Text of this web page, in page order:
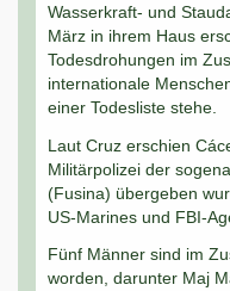
Wasserkraft- und
März in ihrem Haus
Todesdrohungen im
internationale
einer Todesliste stehe.
Laut Cruz erschien
Militärpolizei der
(Fusina) übergeben
US-Marines und FBI-
Fünf Männer sind im
worden, darunter Maj